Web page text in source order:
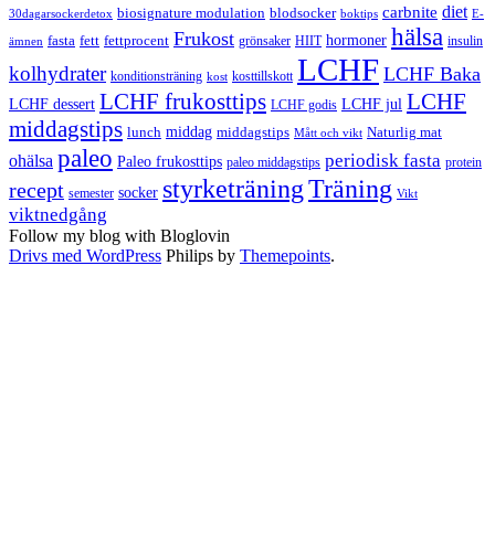
30dagarsockerdetox biosignature modulation blodsocker boktips carbnite diet E-
ämnen fasta fett fettprocent Frukost grönsaker HIIT hormoner hälsa insulin
kolhydrater konditionsträning kost kosttillskott LCHF LCHF Baka
LCHF dessert LCHF frukosttips LCHF godis LCHF jul LCHF
middagstips lunch middag middagstips Mått och vikt Naturlig mat
ohälsa paleo Paleo frukosttips paleo middagstips periodisk fasta protein
recept semester socker styrketräningTräning Vikt
viktnedgång
Follow my blog with Bloglovin
Drivs med WordPress Philips by Themepoints.